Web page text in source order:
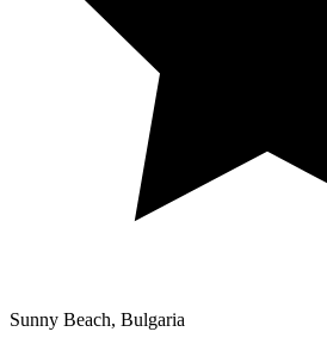
Sunny Beach, Bulgaria